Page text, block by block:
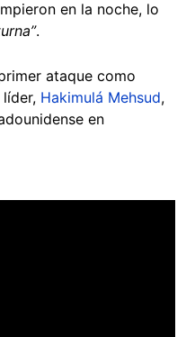
en la noche, lo
.
ataque como
Hakimulá Mehsud,
en